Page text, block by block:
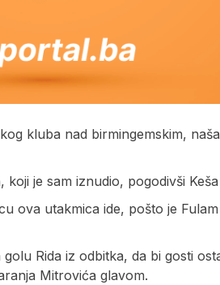
kluba nad birmingemskim,
je sam iznudio, pogodivši
ova utakmica ide, pošto je
Rida iz odbitka, da bi gosti
Mitrovića glavom.